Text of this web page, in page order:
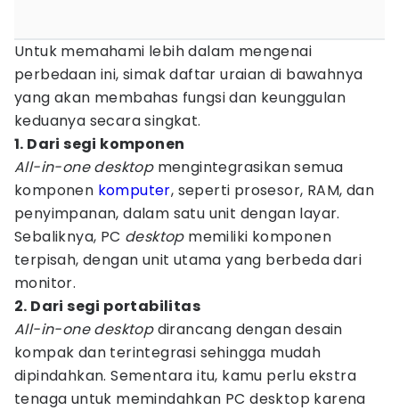
Untuk memahami lebih dalam mengenai
perbedaan ini, simak daftar uraian di bawahnya
yang akan membahas fungsi dan keunggulan
keduanya secara singkat.
1. Dari segi komponen
All-in-one desktopmengintegrasikan semua
komponen komputer, seperti prosesor, RAM, dan
penyimpanan, dalam satu unit dengan layar.
Sebaliknya, PC desktopmemiliki komponen
terpisah, dengan unit utama yang berbeda dari
monitor.
2. Dari segi portabilitas
All-in-one desktopdirancang dengan desain
kompak dan terintegrasi sehingga mudah
dipindahkan. Sementara itu, kamu perlu ekstra
tenaga untuk memindahkan PC desktop karena